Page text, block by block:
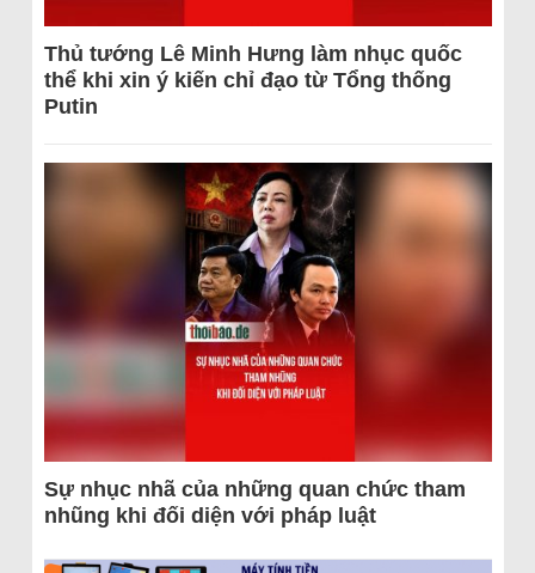
Thủ tướng Lê Minh Hưng làm nhục quốc
thể khi xin ý kiến chỉ đạo từ Tổng thống
Putin
Sự nhục nhã của những quan chức tham
nhũng khi đối diện với pháp luật